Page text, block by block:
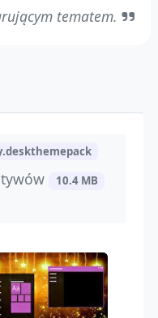
tematem.
10.4 MB